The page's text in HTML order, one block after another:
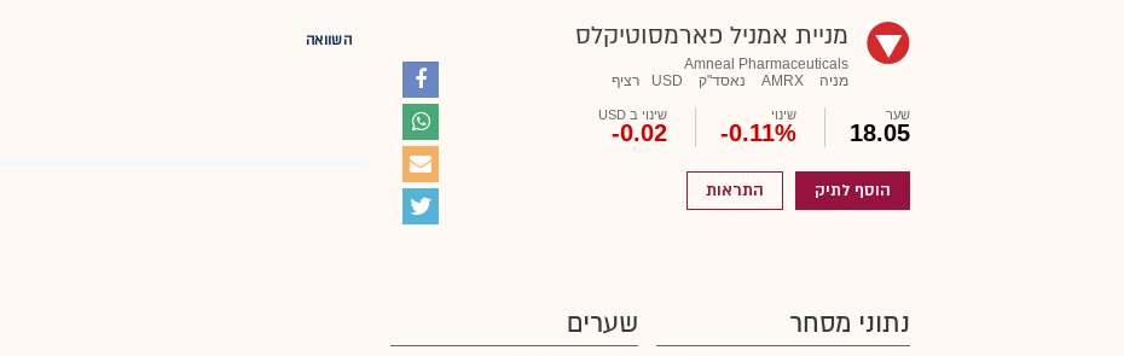
מניית אמניל פארמסוטיקלס
Amneal Pharmaceuticals
מניה
AMRX נאסד"ק USD רציף
שער
18.05
שינוי
-0.11%
שינוי ב USD
-0.02
הוסף לתיק התראות
השוואה
נתוני מסחר שערים